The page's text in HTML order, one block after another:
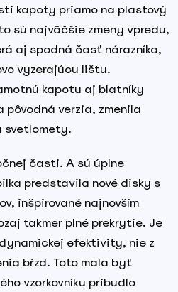
kapoty priamo na plastový
sú najväčšie zmeny vpredu,
aj spodná časť nárazníka,
vyzerajúcu lištu.
kapotu aj blatníky
pôvodná verzia, zmenila
svetlomety.
časti. A sú úplne
predstavila nové disky s
inšpirované najnovším
takmer plné prekrytie. Je
efektivity, nie z
bŕzd. Toto mala byť
vzorkovníku pribudlo